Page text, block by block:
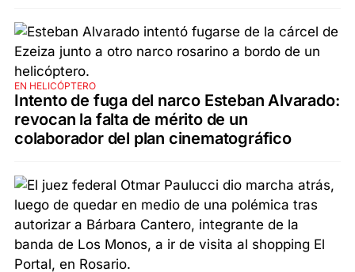
EN HELICÓPTERO
Intento de fuga del narco Esteban Alvarado:
revocan la falta de mérito de un
colaborador del plan cinematográfico